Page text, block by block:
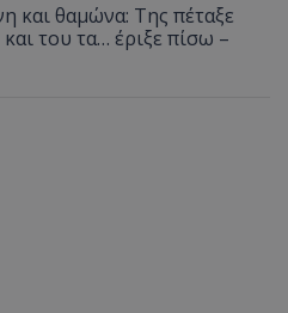
και θαμώνα: Της πέταξε
του τα… έριξε πίσω –